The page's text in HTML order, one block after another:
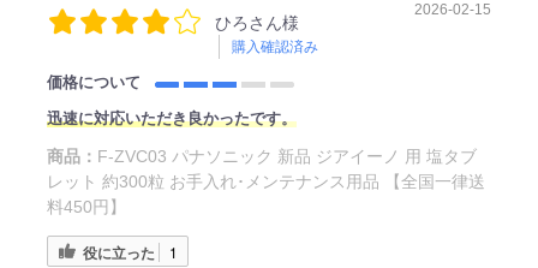
ひろさん様
購入確認済み
2026-02-15
価格について
迅速に対応いただき良かったです。
商品： F-ZVC03 パナソニック 新品 ジアイーノ 用 塩タブ
レット 約300粒 お手入れ･メンテナンス用品 【全国一律送
料450円】
役に立った 1